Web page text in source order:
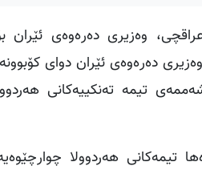
ڕۆژی ۱۸ـی نیسانی ۲۰۲۵، عەباس عراقچی،
دەرەوەی ئێران دوای
چوارشەممەی تیمە
تیمەکانی هەردوولا